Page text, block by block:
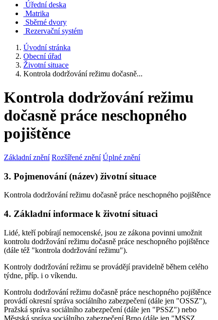
Úřední deska
Matrika
Sběrné dvory
Rezervační systém
Úvodní stránka
Obecní úřad
Životní situace
Kontrola dodržování režimu dočasně...
Kontrola dodržování režimu
dočasně práce neschopného
pojištěnce
Základní znění Rozšířené znění Úplné znění
3. Pojmenování (název) životní situace
Kontrola dodržování režimu dočasně práce neschopného pojištěnce
4. Základní informace k životní situaci
Lidé, kteří pobírají nemocenské, jsou ze zákona povinni umožnit
kontrolu dodržování režimu dočasně práce neschopného pojištěnce
(dále též "kontrola dodržování režimu").
Kontroly dodržování režimu se provádějí pravidelně během celého
týdne, příp. i o víkendu.
Kontrolu dodržování režimu dočasně práce neschopného pojištěnce
provádí okresní správa sociálního zabezpečení (dále jen "OSSZ"),
Pražská správa sociálního zabezpečení (dále jen "PSSZ") nebo
Městská správa sociálního zabezpečení Brno (dále jen "MSSZ